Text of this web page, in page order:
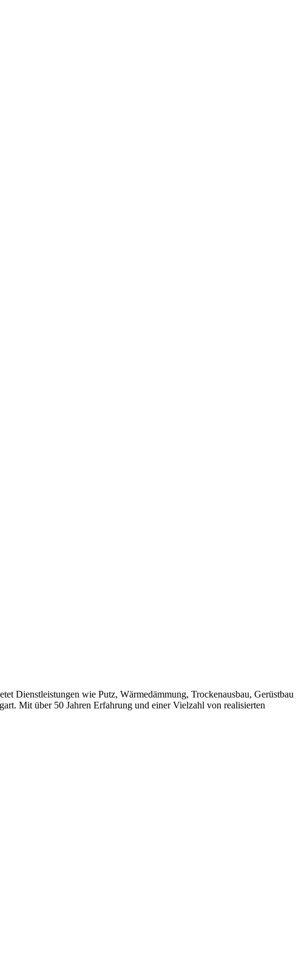
Dienstleistungen wie Putz, Wärmedämmung, Trockenausbau, Gerüstbau
Mit über 50 Jahren Erfahrung und einer Vielzahl von realisierten